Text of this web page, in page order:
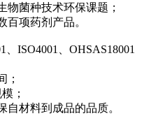
物菌种技术环保课题；
百项药剂产品。
、ISO4001、OHSAS18001
；
；
材料到成品的品质。